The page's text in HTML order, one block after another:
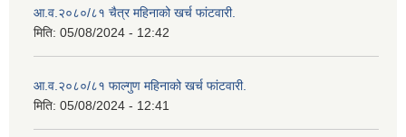
आ.व.२०८०/८१ चैत्र महिनाको खर्च फांटवारी.
मिति: 05/08/2024 - 12:42
आ.व.२०८०/८१ फाल्गुण महिनाको खर्च फांटवारी.
मिति: 05/08/2024 - 12:41